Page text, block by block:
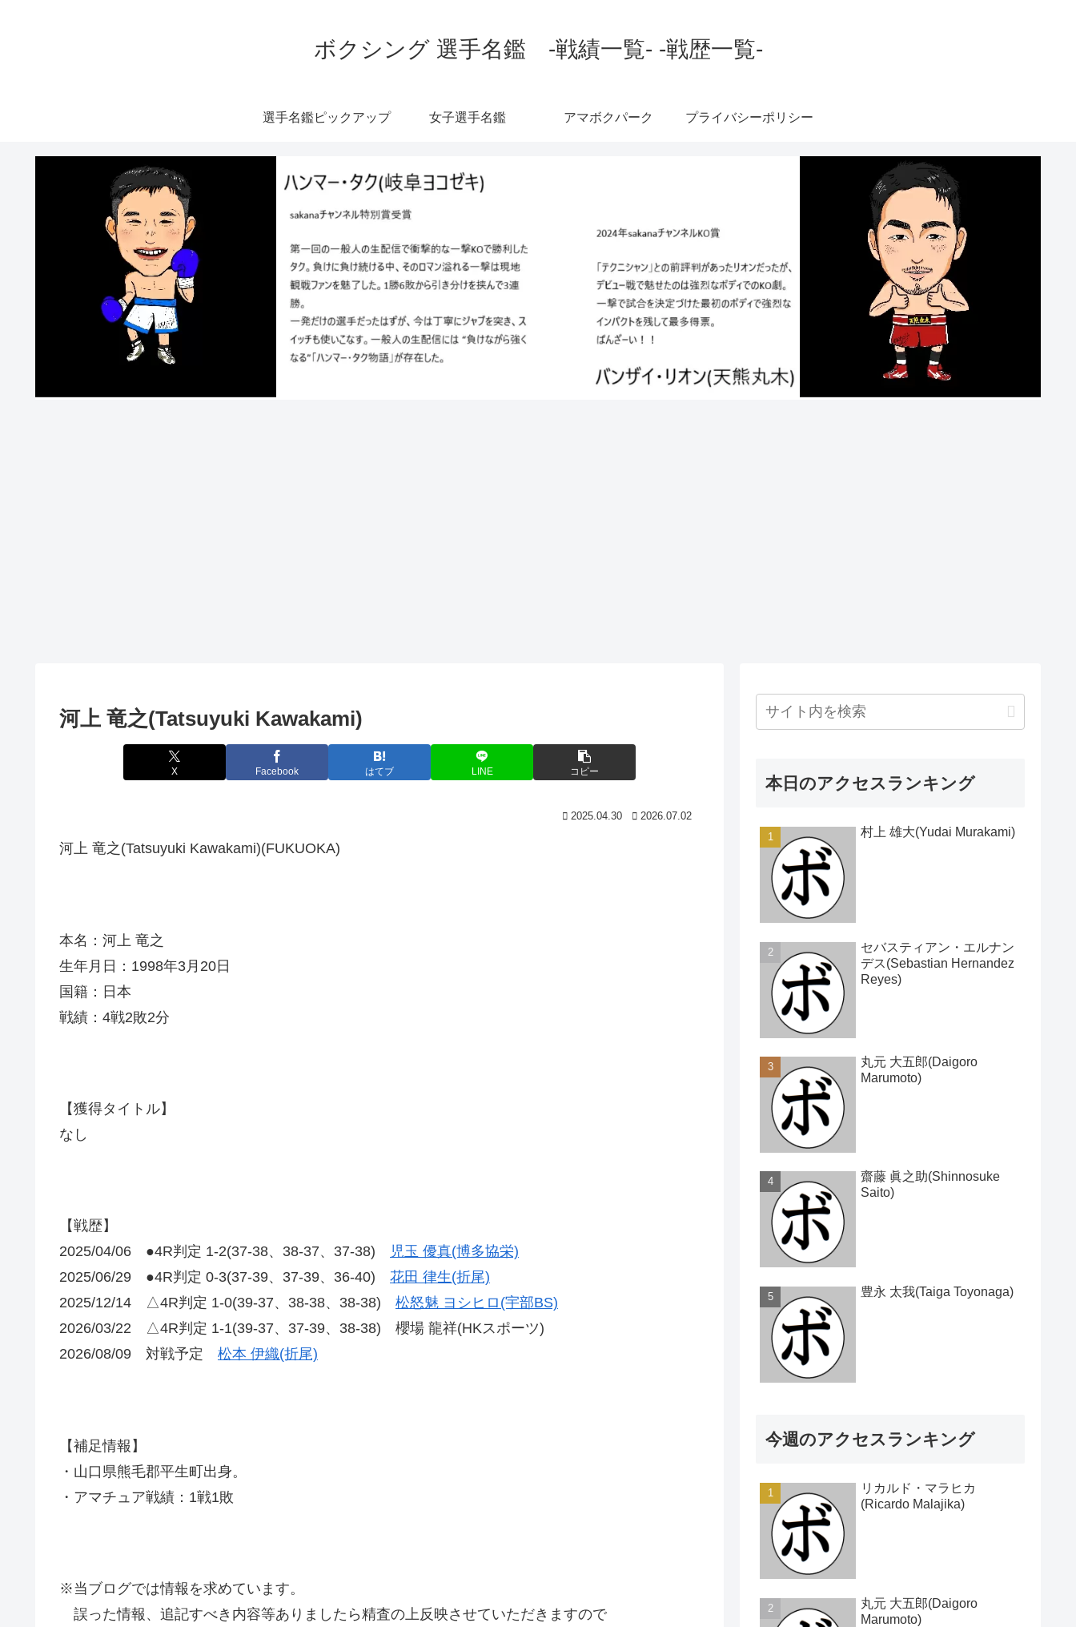
ボクシング 選手名鑑 -戦績一覧- -戦歴一覧-
選手名鑑ピックアップ 女子選手名鑑 アマボクパーク プライバシーポリシー
河上 竜之(Tatsuyuki Kawakami)
X Facebook はてブ LINE コピー
2025.04.30 2026.07.02
河上 竜之(Tatsuyuki Kawakami)(FUKUOKA)
本名：河上 竜之
生年月日：1998年3月20日
国籍：日本
戦績：4戦2敗2分
【獲得タイトル】
なし
【戦歴】
2025/04/06 ●4R判定 1-2(37-38、38-37、37-38)
児玉 優真(博多協栄)
2025/06/29 ●4R判定 0-3(37-39、37-39、36-40) 花田 律生(折尾)
2025/12/14 △4R判定 1-0(39-37、38-38、38-38) 松怒魅 ヨシヒロ(宇部BS)
2026/03/22 △4R判定 1-1(39-37、37-39、38-38) 櫻場 龍祥(HKスポーツ)
2026/08/09 対戦予定 松本 伊織(折尾)
【補足情報】
・山口県熊毛郡平生町出身。
・アマチュア戦績：1戦1敗
※当ブログでは情報を求めています。
誤った情報、追記すべき内容等ありましたら精査の上反映させていただきますので
本日のアクセスランキング
村上 雄大(Yudai Murakami)
セバスティアン・エルナン
デス(Sebastian Hernandez
Reyes)
丸元 大五郎(Daigoro
Marumoto)
齋藤 眞之助(Shinnosuke
Saito)
豊永 太我(Taiga Toyonaga)
今週のアクセスランキング
リカルド・マラヒカ
(Ricardo Malajika)
丸元 大五郎(Daigoro
Marumoto)